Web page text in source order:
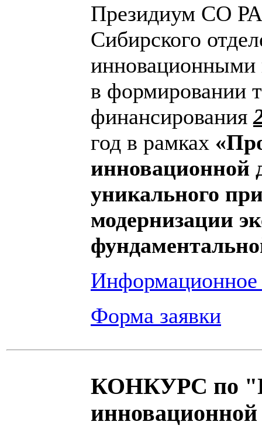
Президиум СО
Сибирского
инновационными
в формировании
финансирования
год в рамках
инновационной
уникального
модернизации
Форма заявки
КОНКУРС по